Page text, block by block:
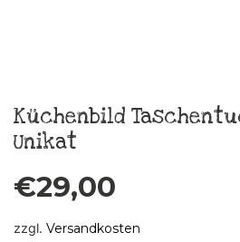
In den Warenkorb
Skatje Frida